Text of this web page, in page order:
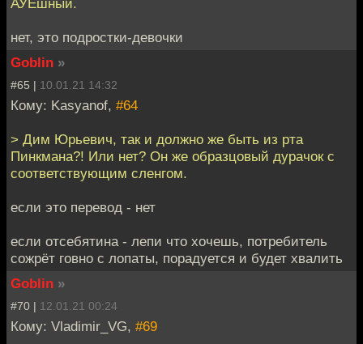
нет, это подростки-девочки
Goblin »
#65 | 10.01.21 14:32
Кому: Kasyanof, #64
> Дим Юрьевич, так и должно же быть из рта
Пинкмана?! Или нет? Он же образцовый дурачок с
соответствующим сленгом.
если это перевод - нет
если отсебятина - лепи что хочешь, потребитель
сожрёт говно с лопаты, порадуется и будет хвалить
Goblin »
#70 | 12.01.21 00:24
Кому: Vladimir_VG, #69